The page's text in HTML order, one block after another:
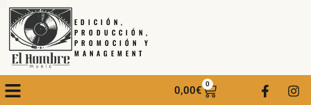
EDICIÓN,
PRODUCCIÓN,
PROMOCIÓN Y
MANAGEMENT
0,00€
0